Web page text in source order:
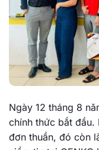
Ngày 12 tháng 8
chính thức bắt đầu.
đơn thuần, đó còn